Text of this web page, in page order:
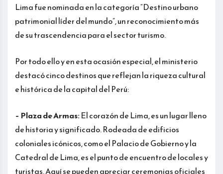
Lima fue nominada en la categoría “Destino urbano
patrimonial líder del mundo”, un reconocimiento más
de su trascendencia para el sector turismo.
Por todo ello y en esta ocasión especial, el ministerio
destacó cinco destinos que reflejan la riqueza cultural
e histórica de la capital del Perú:
– Plaza de Armas:El corazón de Lima, es un lugar lleno
de historia y significado. Rodeada de edificios
coloniales icónicos, como el Palacio de Gobierno y la
Catedral de Lima, es el punto de encuentro de locales y
turistas. Aquí se pueden apreciar ceremonias oficiales